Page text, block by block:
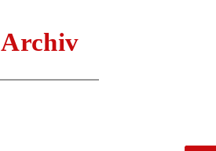
Archiv